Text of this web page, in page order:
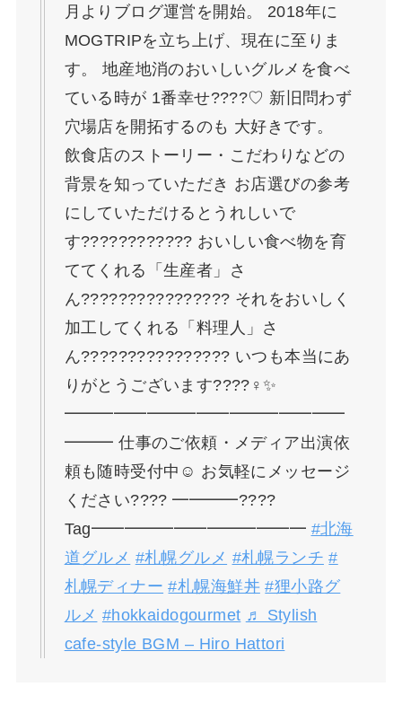
月よりブログ運営を開始。 2018年に
MOGTRIPを立ち上げ、現在に至りま
す。 地産地消のおいしいグルメを食べ
ている時が 1番幸せ????♡ 新旧問わず
穴場店を開拓するのも 大好きです。
飲食店のストーリー・こだわりなどの
背景を知っていただき お店選びの参考
にしていただけるとうれしいで
す???????????? おいしい食べ物を育
ててくれる「生産者」さ
ん????‍????????‍???? それをおいしく
加工してくれる「料理人」さ
ん????‍????????‍???? いつも本当にあ
りがとうございます????‍♀️✨
━━━━━━━━━━━━━━━━━
━━━ 仕事のご依頼・メディア出演依
頼も随時受付中☺️ お気軽にメッセージ
ください???? ━━━━????
Tag━━━━━━━━━━━━━ #北海
道グルメ #札幌グルメ #札幌ランチ #
札幌ディナー #札幌海鮮丼 #狸小路グ
ルメ #hokkaidogourmet ♬ Stylish
cafe-style BGM – Hiro Hattori